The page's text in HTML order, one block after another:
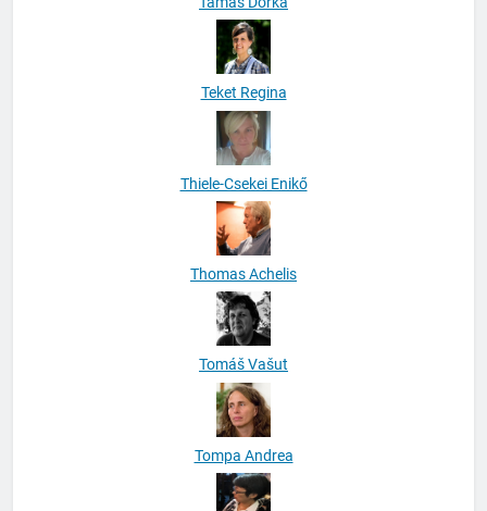
Teket Regina
Thiele-Csekei Enikő
Thomas Achelis
Tomáš Vašut
Tompa Andrea